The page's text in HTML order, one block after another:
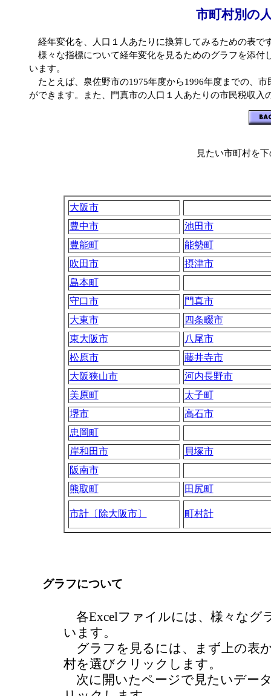
市町村別の
経年変化を、人口１人あたりに換算してみるための表で
様々な指標について経年変化を見るためのグラフを添付
います。
たとえば、泉佐野市の1975年度から1996年度までの、
ができます。また、門真市の人口１人あたりの市民税収入
見たい市町村を下
大阪市
豊中市
池田市
豊能町
能勢町
吹田市
摂津市
島本町
守口市
門真市
大東市
四条畷市
東大阪市
八尾市
松原市
藤井寺市
大阪狭山市
河内長野市
美原町
太子町
堺市
高石市
忠岡町
岸和田市
貝塚市
阪南市
熊取町
田尻町
市計〔除大阪市〕 町村計
グラフについて
各Excelファイルには、様々なグ
います。
グラフを見るには、まず上の表
村を選びクリックします。
次に開いたページで見たいデー